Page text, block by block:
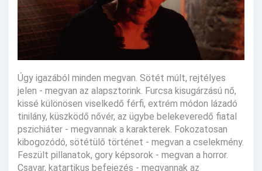
Úgy igazából minden megvan. Sötét múlt, rejtélyes
jelen - megvan az alapsztorink. Furcsa kisugárzású nő,
kissé különösen viselkedő férfi, extrém módon lázadó
tinilány, küszködő nővér, az ügybe belekeveredő fiatal
pszichiáter - megvannak a karakterek. Fokozatosan
kibogozódó, sötétülő történet - megvan a cselekmény.
Feszült pillanatok, gory képsorok - megvan a horror.
Csavar, katartikus befejezés - megvannak az